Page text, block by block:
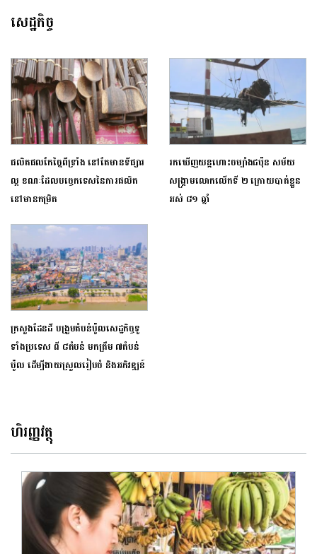
សេដ្ឋកិច្ច
ផលិតផលកែច្នៃពីទ្រាំង នៅតែមានទីផ្សារ
ល្អ ខណៈដែលបច្ចេកទេសនៃការផលិត
នៅមានកម្រិត
រកឃើញយន្តហោះចម្បាំងជប៉ុន សម័យ
សង្គ្រាមលោកលើកទី ២ ក្រោយបាត់ខ្លួន
អស់ ៨១ ឆ្នាំ
ក្រសួងដែន​ដី បង្រួម​តំបន់​ប៉ូលសេដ្ឋកិច្ចទូ
ទាំងប្រទេស​ ពី ​​៨តំបន់ ម​កត្រឹម ​៧​តំបន់​
ប៉ូល​ ​ដើម្បីងាយស្រួលរៀបចំ និងអភិវឌ្ឍន៍​
ហិរញ្ញវត្ថុ